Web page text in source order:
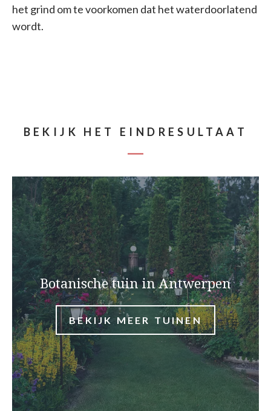
het grind om te voorkomen dat het waterdoorlatend
wordt.
BEKIJK HET EINDRESULTAAT
Botanische tuin in Antwerpen
BEKIJK MEER TUINEN